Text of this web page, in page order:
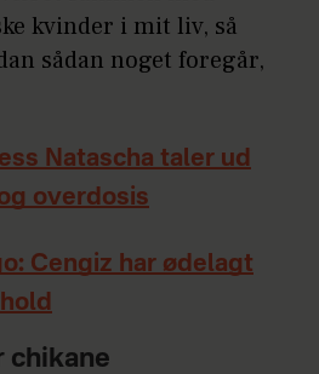
kvinder i mit liv, så
sådan noget foregår,
Natascha taler ud
overdosis
Cengiz har ødelagt
chikane